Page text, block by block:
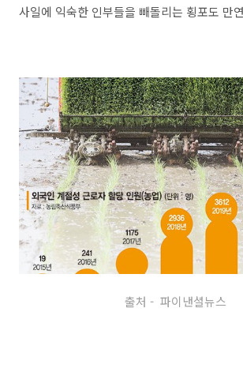
사일에 익숙한 인부들을 빼돌리는 횡포도 만
출처 - 파이낸셜뉴스